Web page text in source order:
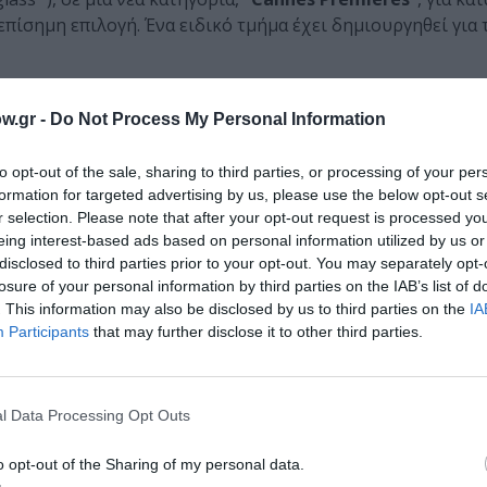
- Do Not Process My Personal Information
opt-out of the sale, sharing to third parties, or processing of your
for targeted advertising by us, please use the below opt-out
selection. Please note that after your opt-out request is processed
interest-based ads based on personal information utilized by us
to third parties prior to your opt-out. You may separately
of your personal information by third parties on the IAB’s list of
This information may also be disclosed by us to third parties on the
Participants that may further disclose it to other third parties.
Data Processing Opt Outs
opt-out of the Sharing of my personal data.
επιλογή. Ένα ειδικό τμήμα έχει δημιουργηθεί για
Ντεσπλεσέν), την Τίλντα Σουίντον (“French
συναγωνισμού οι φεστιβαλιστές θα δουν την
Φοίνικα για τις “Ομπρέλες του Χερβούργου” σε μια
Μαζιμέλ.
έναντοκιμαντέρ για τους Velvet Underground του
Βαλερί Λεμερσιέ (“Aline”) και μια ταινία της Σαρλότ
στο